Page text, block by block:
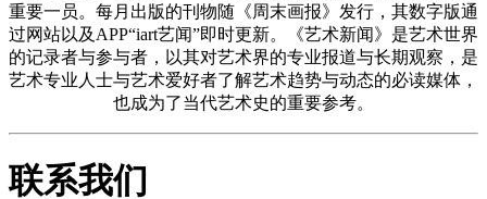
重要一员。每月出版的刊物随《周末画报》发行，其数字版通
过网站以及APP“iart艺闻”即时更新。《艺术新闻》是艺术世界
的记录者与参与者，以其对艺术界的专业报道与长期观察，是
艺术专业人士与艺术爱好者了解艺术趋势与动态的必读媒体，
也成为了当代艺术史的重要参考。
联系我们